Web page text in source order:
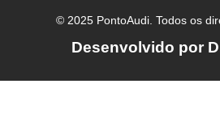
© 2025 PontoAudi. Todos os
Desenvolvido por